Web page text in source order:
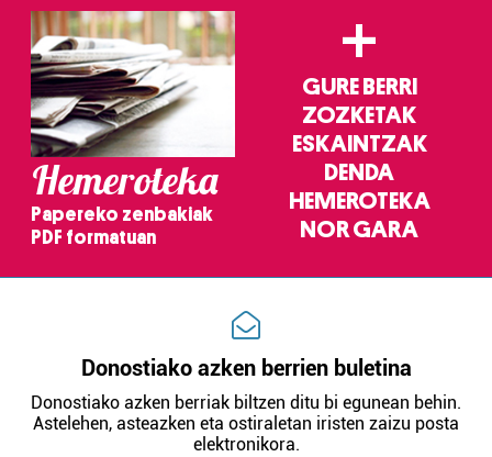
Hemeroteka
Papereko zenbakiak
PDF formatuan
+
GURE BERRI
ZOZKETAK
ESKAINTZAK
DENDA
HEMEROTEKA
NOR GARA
Donostiako azken berrien buletina
Donostiako azken berriak biltzen ditu bi egunean behin.
Astelehen, asteazken eta ostiraletan iristen zaizu posta
elektronikora.